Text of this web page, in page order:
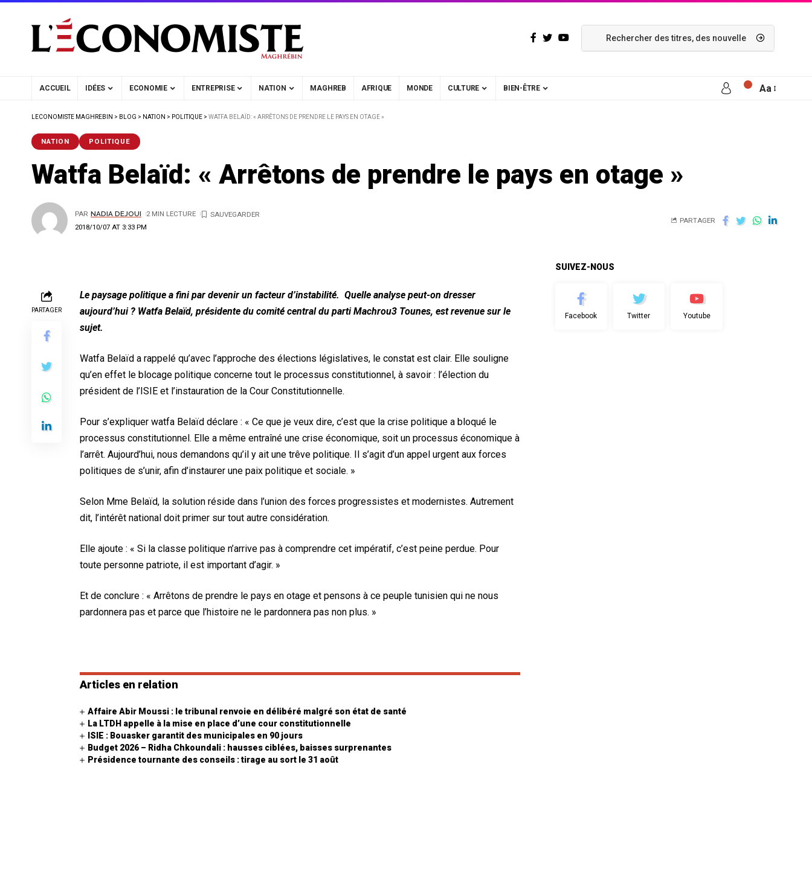
ACCUEIL IDÉES ECONOMIE ENTREPRISE NATION MAGHREB AFRIQUE MONDE CULTURE BIEN-ÊTRE Aa
LECONOMISTE MAGHREBIN > BLOG > NATION > POLITIQUE > WATFA BELAÏD: « ARRÊTONS DE PRENDRE LE PAYS EN OTAGE »
NATION POLITIQUE
Watfa Belaïd: « Arrêtons de prendre le pays en otage »
2018/10/07 AT 3:33 PM
PAR NADIA DEJOUI 2 MIN LECTURE
PARTAGER
PARTAGER
Le paysage politique a fini par devenir un facteur d’instabilité. Quelle analyse peut-on dresser
aujourd’hui ? Watfa Belaïd, présidente du comité central du parti Machrou3 Tounes, est revenue sur le
sujet.
Watfa Belaïd a rappelé qu’avec l’approche des élections législatives, le constat est clair. Elle souligne
qu’en effet le blocage politique concerne tout le processus constitutionnel, à savoir : l’élection du
président de l’ISIE et l’instauration de la Cour Constitutionnelle.
Pour s’expliquer watfa Belaïd déclare : « Ce que je veux dire, c’est que la crise politique a bloqué le
processus constitutionnel. Elle a même entraîné une crise économique, soit un processus économique à
l’arrêt. Aujourd’hui, nous demandons qu’il y ait une trêve politique. Il s’agit d’un appel urgent aux forces
politiques de s’unir, afin d’instaurer une paix politique et sociale. »
Selon Mme Belaïd, la solution réside dans l’union des forces progressistes et modernistes. Autrement
dit, l’intérêt national doit primer sur tout autre considération.
Elle ajoute : « Si la classe politique n’arrive pas à comprendre cet impératif, c’est peine perdue. Pour
toute personne patriote, il est important d’agir. »
Et de conclure : « Arrêtons de prendre le pays en otage et pensons à ce peuple tunisien qui ne nous
pardonnera pas et parce que l’histoire ne le pardonnera pas non plus. »
Articles en relation
Affaire Abir Moussi : le tribunal renvoie en délibéré malgré son état de santé
La LTDH appelle à la mise en place d’une cour constitutionnelle
ISIE : Bouasker garantit des municipales en 90 jours
Budget 2026 – Ridha Chkoundali : hausses ciblées, baisses surprenantes
Présidence tournante des conseils : tirage au sort le 31 août
SUIVEZ-NOUS
Facebook Twitter Youtube